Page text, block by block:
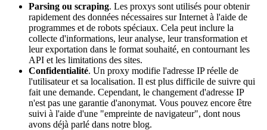
Parsing ou scraping. Les proxys sont utilisés pour obtenir
rapidement des données nécessaires sur Internet à l'aide de
programmes et de robots spéciaux. Cela peut inclure la
collecte d'informations, leur analyse, leur transformation et
leur exportation dans le format souhaité, en contournant les
API et les limitations des sites.
Confidentialité. Un proxy modifie l'adresse IP réelle de
l'utilisateur et sa localisation. Il est plus difficile de suivre qui
fait une demande. Cependant, le changement d'adresse IP
n'est pas une garantie d'anonymat. Vous pouvez encore être
suivi à l'aide d'une "empreinte de navigateur", dont nous
avons déjà parlé dans notre blog.